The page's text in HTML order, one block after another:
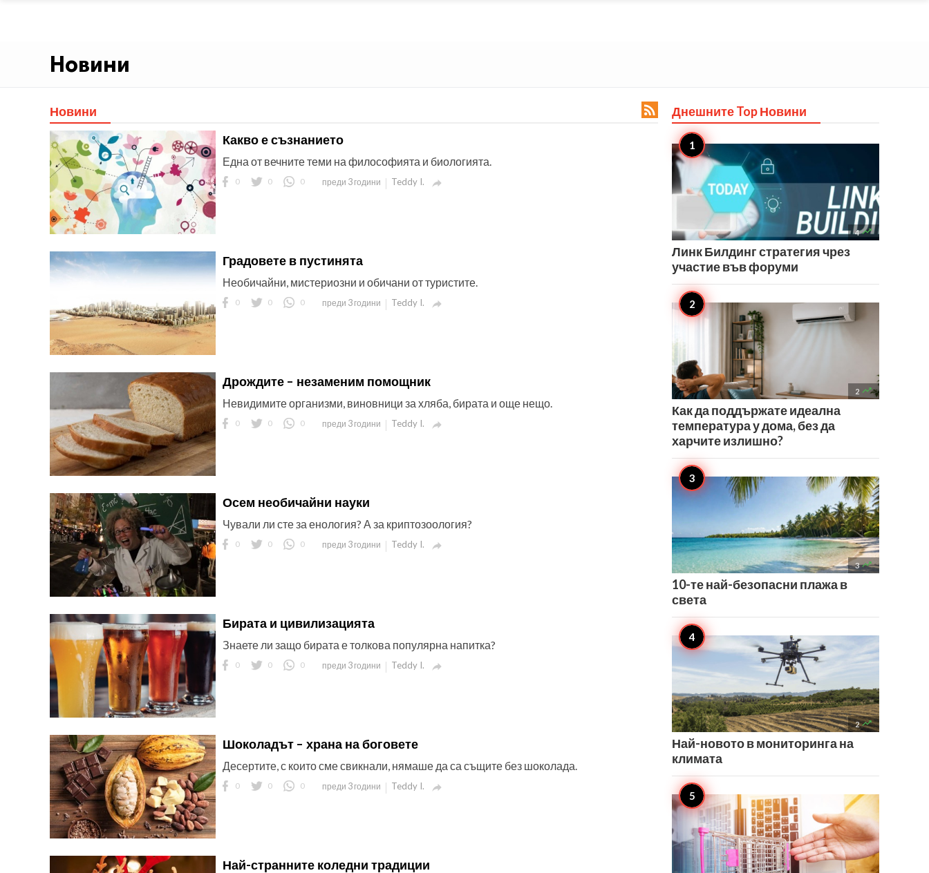
Новини
Новини 
Какво е съзнанието
Една от вечните теми на философията и биологията.
0 0 0 преди 3 години Teddy I. 
Градовете в пустинята
Необичайни, мистериозни и обичани от туристите.
0 0 0 преди 3 години Teddy I. 
Дрождите – незаменим помощник
Невидимите организми, виновници за хляба, бирата и още нещо.
0 0 0 преди 3 години Teddy I. 
Осем необичайни науки
Чували ли сте за енология? А за криптозоология?
0 0 0 преди 3 години Teddy I. 
Бирата и цивилизацията
Знаете ли защо бирата е толкова популярна напитка?
0 0 0 преди 3 години Teddy I. 
Шоколадът – храна на боговете
Десертите, с които сме свикнали, нямаше да са същите без шоколада.
0 0 0 преди 3 години Teddy I. 
Най-странните коледни традиции
Днешните TopНовини
4 
Линк Билдинг стратегия чрез
участие във форуми
2 
Как да поддържате идеална
температура у дома, без да
харчите излишно?
3 
10-те най-безопасни плажа в
света
2 
Най-новото в мониторинга на
климата